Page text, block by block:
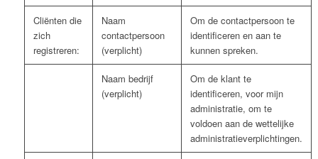
Cliënten die
zich
registreren:
Naam
contactpersoon
(verplicht)
Om de contactpersoon te
identificeren en aan te
kunnen spreken.
Naam bedrijf
(verplicht)
Om de klant te
identificeren, voor mijn
administratie, om te
voldoen aan de wettelijke
administratieverplichtingen.